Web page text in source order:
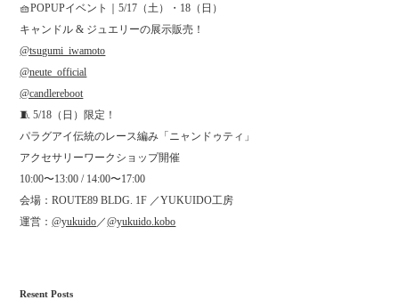
🧺POPUPイベント｜5/17（土）・18（日）
キャンドル & ジュエリーの展示販売！
@tsugumi_iwamoto
@neute_official
@candlereboot
🧵 5/18（日）限定！
パラグアイ伝統のレース編み「ニャンドゥティ」
アクセサリーワークショップ開催
10:00〜13:00 / 14:00〜17:00
会場：ROUTE89 BLDG. 1F ／YUKUIDO工房
運営：@yukuido ／@yukuido.kobo
Resent Posts